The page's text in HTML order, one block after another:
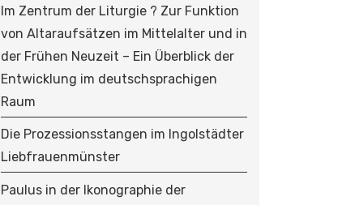
Im Zentrum der Liturgie ? Zur Funktion
von Altaraufsätzen im Mittelalter und in
der Frühen Neuzeit – Ein Überblick der
Entwicklung im deutschsprachigen
Raum
Die Prozessionsstangen im Ingolstädter
Liebfrauenmünster
Paulus in der Ikonographie der